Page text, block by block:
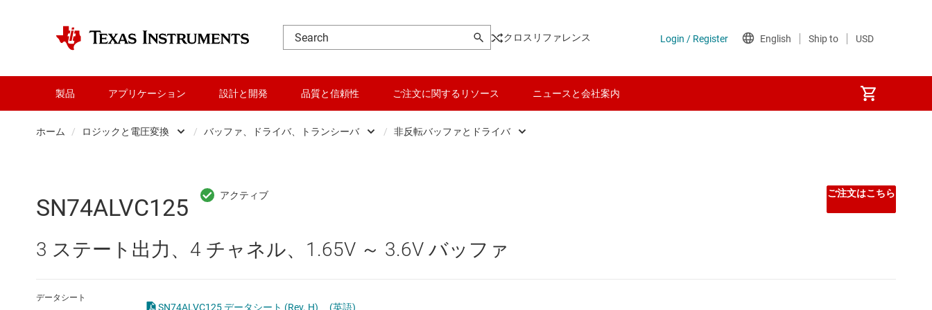
クロスリファレンス
製品 アプリケーション 設計と開発 品質と信頼性 ご注文に関するリソース ニュースと会社案内
ホーム / ロジックと電圧変換
RF とマイクロ波
インターフェイス マイコン (MCU) / プロセッサ
/ バッファ、ドライバ、トランシーバ
専用ロジック IC
/ 非反転バッファとドライバ
SN74ALVC125
3 ステート出力、4 チャネル、1.65V ～ 3.6V バッファ
ご注文はこちら
データシート
SN74ALVC125 データシート (Rev. H) (英語)